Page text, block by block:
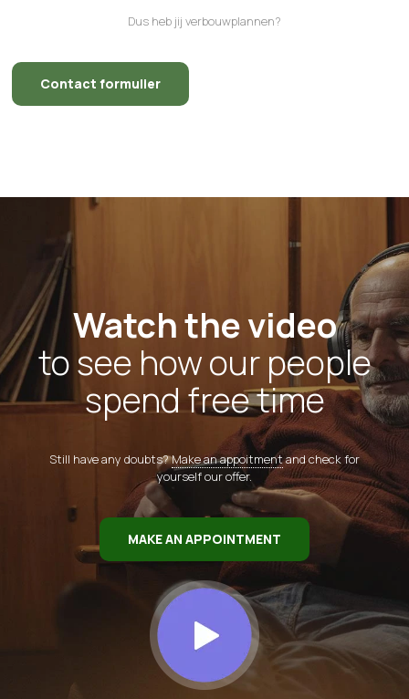
Dus heb jij verbouwplannen?
Contact formulier
Watch the video
to see how our people
spend free time
Still have any doubts?Make an appoitmentand check for
yourself our offer.
MAKE AN APPOINTMENT